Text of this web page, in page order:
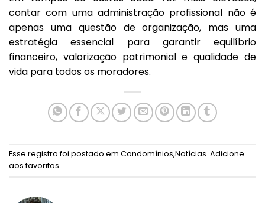
contar com uma administração profissional não é
apenas uma questão de organização, mas uma
estratégia essencial para garantir equilíbrio
financeiro, valorização patrimonial e qualidade de
vida para todos os moradores.
Esse registro foi postado em Condomínios,Notícias. Adicione
aos favoritos.